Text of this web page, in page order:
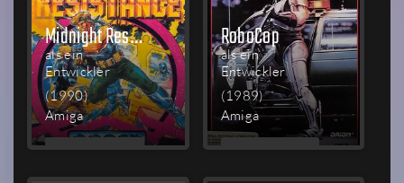
Midnight Resistance
als ein
Entwickler
(1990)
Amiga
MEHR
RoboCop
als ein
Entwickler
(1989)
Amiga
MEHR